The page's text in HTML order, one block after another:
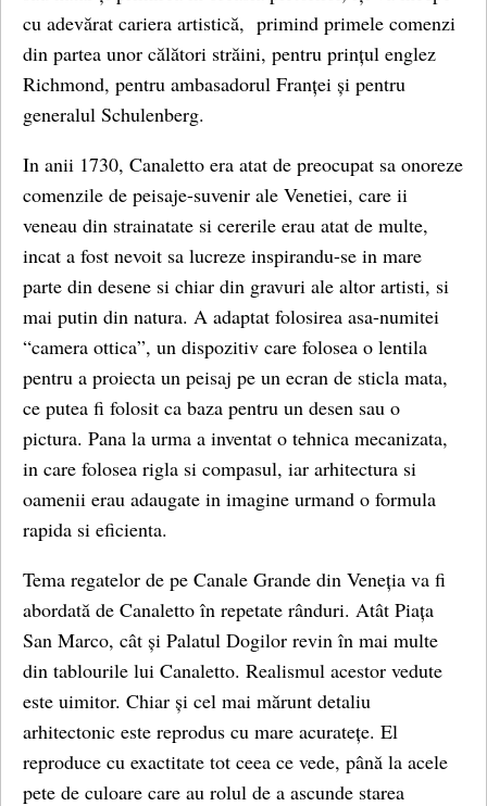
cu adevărat cariera artistică, primind primele comenzi
din partea unor călători străini, pentru prințul englez
Richmond, pentru ambasadorul Franței și pentru
generalul Schulenberg.
In anii 1730, Canaletto era atat de preocupat sa onoreze
comenzile de peisaje-suvenir ale Venetiei, care ii
veneau din strainatate si cererile erau atat de multe,
incat a fost nevoit sa lucreze inspirandu-se in mare
parte din desene si chiar din gravuri ale altor artisti, si
mai putin din natura. A adaptat folosirea asa-numitei
“camera ottica”, un dispozitiv care folosea o lentila
pentru a proiecta un peisaj pe un ecran de sticla mata,
ce putea fi folosit ca baza pentru un desen sau o
pictura. Pana la urma a inventat o tehnica mecanizata,
in care folosea rigla si compasul, iar arhitectura si
oamenii erau adaugate in imagine urmand o formula
rapida si eficienta.
Tema regatelor de pe Canale Grande din Veneția va fi
abordată de Canaletto în repetate rânduri. Atât Piața
San Marco, cât și Palatul Dogilor revin în mai multe
din tablourile lui Canaletto. Realismul acestor vedute
este uimitor. Chiar și cel mai mărunt detaliu
arhitectonic este reprodus cu mare acuratețe. El
reproduce cu exactitate tot ceea ce vede, până la acele
pete de culoare care au rolul de a ascunde starea